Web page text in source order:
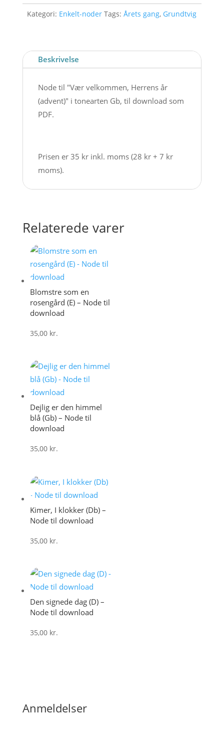
år
(advent)
Node
til
download
antal
Kategori: Enkelt-noder Tags:Årets gang, Grundtvig
Beskrivelse
Node til "Vær velkommen, Herrens år
(advent)" i tonearten Gb, til download som
PDF.
Prisen er 35 kr inkl. moms (28 kr + 7 kr
moms).
Relaterede varer
Blomstre som en
rosengård (E) – Node til
download
35,00 kr.
Dejlig er den himmel
blå (Gb) – Node til
download
35,00 kr.
Kimer, I klokker (Db) –
Node til download
35,00 kr.
Den signede dag (D) –
Node til download
35,00 kr.
Anmeldelser